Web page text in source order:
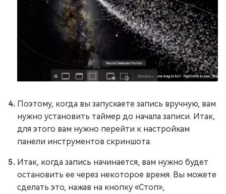
Поэтому, когда вы запускаете запись вручную, вам
нужно установить таймер до начала записи. Итак,
для этого вам нужно перейти к настройкам
панели инструментов скриншота.
Итак, когда запись начинается, вам нужно будет
остановить ее через некоторое время. Вы можете
сделать это, нажав на кнопку «Стоп»,